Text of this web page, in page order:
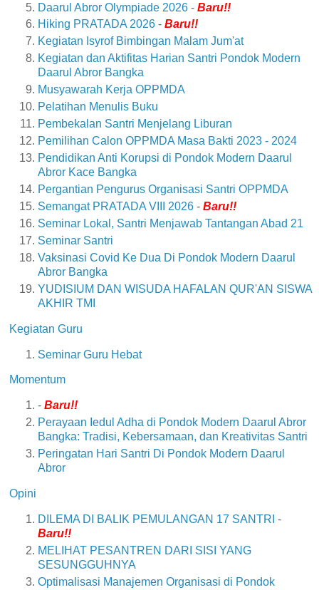
Daarul Abror Olympiade 2026 - Baru!!
Hiking PRATADA 2026 - Baru!!
Kegiatan Isyrof Bimbingan Malam Jum'at
Kegiatan dan Aktifitas Harian Santri Pondok Modern
Daarul Abror Bangka
Musyawarah Kerja OPPMDA
Pelatihan Menulis Buku
Pembekalan Santri Menjelang Liburan
Pemilihan Calon OPPMDA Masa Bakti 2023 - 2024
Pendidikan Anti Korupsi di Pondok Modern Daarul
Abror Kace Bangka
Pergantian Pengurus Organisasi Santri OPPMDA
Semangat PRATADA VIII 2026 - Baru!!
Seminar Lokal, Santri Menjawab Tantangan Abad 21
Seminar Santri
Vaksinasi Covid Ke Dua Di Pondok Modern Daarul
Abror Bangka
YUDISIUM DAN WISUDA HAFALAN QUR'AN SISWA
AKHIR TMI
Kegiatan Guru
Seminar Guru Hebat
Momentum
- Baru!!
Perayaan Iedul Adha di Pondok Modern Daarul Abror
Bangka: Tradisi, Kebersamaan, dan Kreativitas Santri
Peringatan Hari Santri Di Pondok Modern Daarul
Abror
Opini
DILEMA DI BALIK PEMULANGAN 17 SANTRI -
Baru!!
MELIHAT PESANTREN DARI SISI YANG
SESUNGGUHNYA
Optimalisasi Manajemen Organisasi di Pondok